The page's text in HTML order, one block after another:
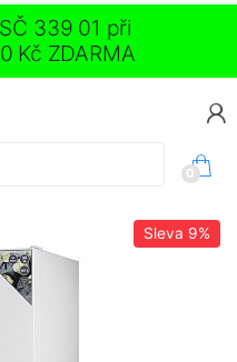
339 01 při
Kč ZDARMA
0
Sleva 9%